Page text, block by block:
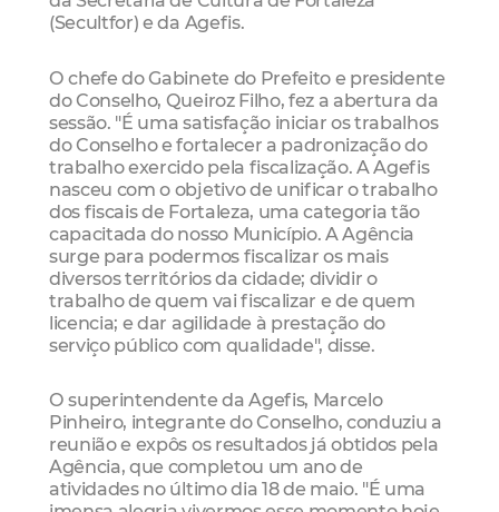
(Secultfor) e da Agefis.
O chefe do Gabinete do Prefeito e presidente
do Conselho, Queiroz Filho, fez a abertura da
sessão. "É uma satisfação iniciar os trabalhos
do Conselho e fortalecer a padronização do
trabalho exercido pela fiscalização. A Agefis
nasceu com o objetivo de unificar o trabalho
dos fiscais de Fortaleza, uma categoria tão
capacitada do nosso Município. A Agência
surge para podermos fiscalizar os mais
diversos territórios da cidade; dividir o
trabalho de quem vai fiscalizar e de quem
licencia; e dar agilidade à prestação do
serviço público com qualidade", disse.
O superintendente da Agefis, Marcelo
Pinheiro, integrante do Conselho, conduziu a
reunião e expôs os resultados já obtidos pela
Agência, que completou um ano de
atividades no último dia 18 de maio. "É uma